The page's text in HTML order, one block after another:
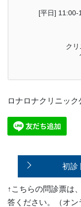
[平日]
ク
ロナロナクリニッ
初診
↑こちらの問診票は
答ください。（オ